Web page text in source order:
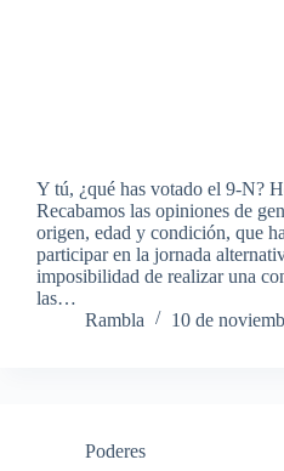
Y tú, ¿qué has votado el 9-N?
Recabamos las opiniones de
origen, edad y condición, que
participar en la jornada
imposibilidad de realizar una
las…
Rambla
10 de
Poderes